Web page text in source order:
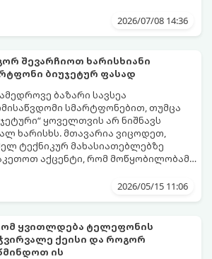
მისი არასწორი ექსპლუატაცია და
რომლებიც დაგეხმარებათ
ეკონომიური მუშაობის
ხრიკებს:
2026/07/08 14:36
შევარჩიოთ ხარისხიანი
ბიუჯეტურ ფასად
ბაზარი სავსეა
სმარტფონებით, თუმცა
ყოველთვის არ ნიშნავს
ხარისხს. მთავარია ვიცოდეთ,
ტექნიკურ მახასიათებლებზე
აქცენტი, რომ მოწყობილობამ
2026/05/15 11:06
ყვითლდება ტელეფონის
ქეისი და როგორ
ის